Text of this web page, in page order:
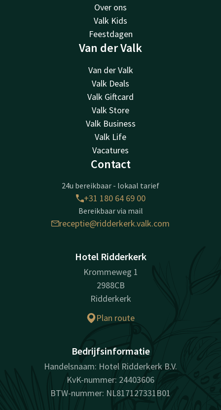
Over ons
Valk Kids
Feestdagen
Van der Valk
Van der Valk
Valk Deals
Valk Giftcard
Valk Store
Valk Business
Valk Life
Vacatures
Contact
24u bereikbaar - lokaal tarief
+31 180 64 69 00
Bereikbaar via mail
receptie@ridderkerk.valk.com
Hotel Ridderkerk
Krommeweg 1
2988CB
Ridderkerk
Plan route
Bedrijfsinformatie
Handelsnaam: Hotel Ridderkerk B.V.
KvK-nummer: 24403606
BTW-nummer: NL817127331B01